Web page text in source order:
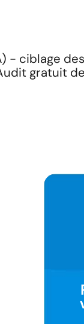
- ciblage des
gratuit de